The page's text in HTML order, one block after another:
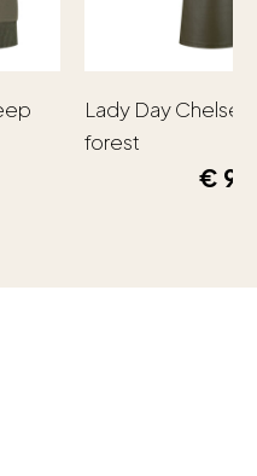
Lady Day
forest
€